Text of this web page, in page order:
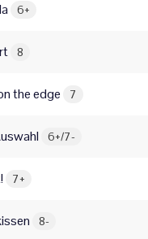
6+
8
the edge 7
6+/7-
7+
8-